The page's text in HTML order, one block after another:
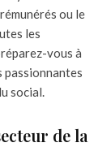
ou le
les
vous à
social.
de la